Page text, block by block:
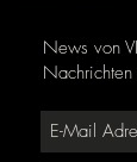
News von
Nachrichten